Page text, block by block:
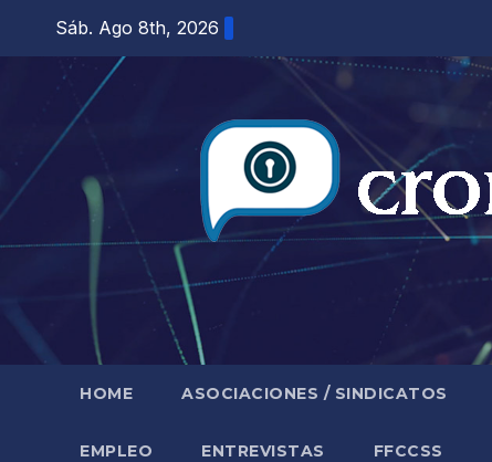
contenido
Sáb. Ago 8th, 2026
HOME ASOCIACIONES / SINDICATOS
EMPLEO ENTREVISTAS FFCCSS